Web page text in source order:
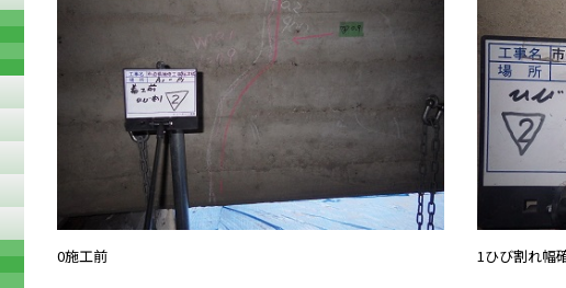
0施工前 1ひび割れ幅